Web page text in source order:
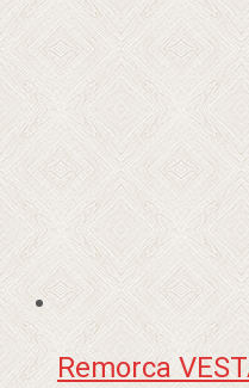
Remorca